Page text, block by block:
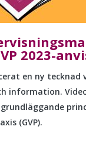
2023-
en ny tecknad
information.
(GVP).